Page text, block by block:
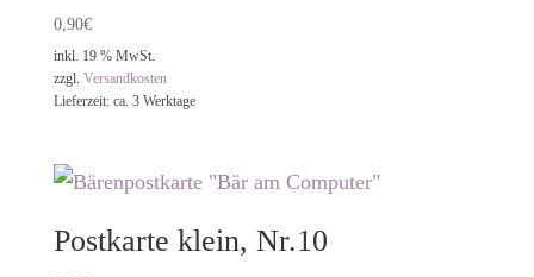
0,90€
inkl. 19 % MwSt.
zzgl. Versandkosten
Lieferzeit: ca. 3 Werktage
Postkarte klein, Nr.10